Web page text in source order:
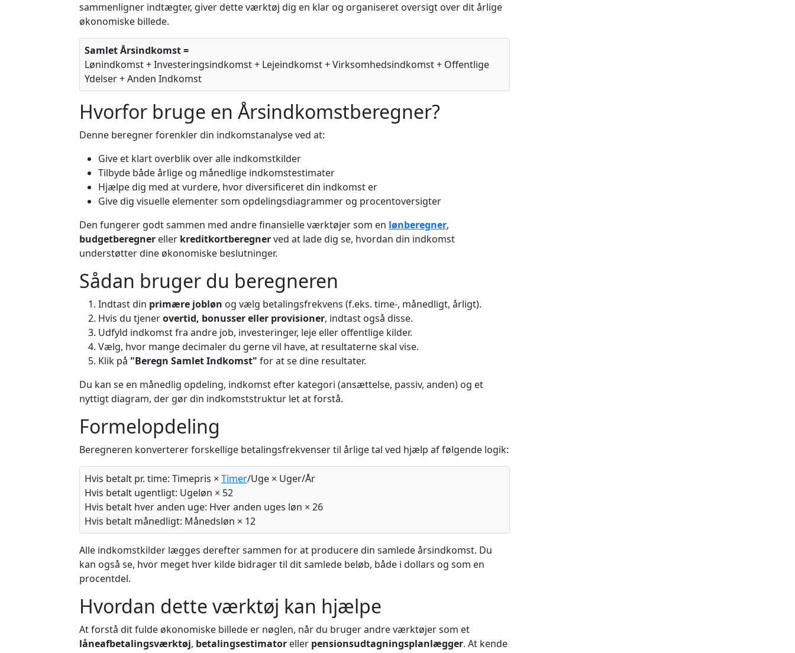
sammenligner indtægter, giver dette værktøj dig en klar og organiseret oversigt over dit årlige
økonomiske billede.
Samlet Årsindkomst =
Lønindkomst + Investeringsindkomst + Lejeindkomst + Virksomhedsindkomst + Offentlige
Ydelser + Anden Indkomst
Hvorfor bruge en Årsindkomstberegner?
Denne beregner forenkler din indkomstanalyse ved at:
Give et klart overblik over alle indkomstkilder
Tilbyde både årlige og månedlige indkomstestimater
Hjælpe dig med at vurdere, hvor diversificeret din indkomst er
Give dig visuelle elementer som opdelingsdiagrammer og procentoversigter
Den fungerer godt sammen med andre finansielle værktøjer som en lønberegner,
budgetberegner eller kreditkortberegnerved at lade dig se, hvordan din indkomst
understøtter dine økonomiske beslutninger.
Sådan bruger du beregneren
Indtast din primære jobløn og vælg betalingsfrekvens (f.eks. time-, månedligt, årligt).
Hvis du tjenerovertid, bonusser eller provisioner, indtast også disse.
Udfyld indkomst fra andre job, investeringer, leje eller offentlige kilder.
Vælg, hvor mange decimaler du gerne vil have, at resultaterne skal vise.
Klik på "Beregn Samlet Indkomst" for at se dine resultater.
Du kan se en månedlig opdeling, indkomst efter kategori (ansættelse, passiv, anden) og et
nyttigt diagram, der gør din indkomststruktur let at forstå.
Formelopdeling
Beregneren konverterer forskellige betalingsfrekvenser til årlige tal ved hjælp af følgende logik:
Hvis betalt pr. time: Timepris × Timer/Uge × Uger/År
Hvis betalt ugentligt: Ugeløn × 52
Hvis betalt hver anden uge: Hver anden uges løn × 26
Hvis betalt månedligt: Månedsløn × 12
Alle indkomstkilder lægges derefter sammen for at producere din samlede årsindkomst. Du
kan også se, hvor meget hver kilde bidrager til dit samlede beløb, både i dollars og som en
procentdel.
Hvordan dette værktøj kan hjælpe
At forstå dit fulde økonomiske billede er nøglen, når du bruger andre værktøjer som et
låneafbetalingsværktøj, betalingsestimator eller pensionsudtagningsplanlægger. At kende